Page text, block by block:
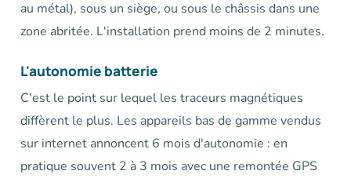
au métal), sous un siège, ou sous le châssis dans une
zone abritée. L'installation prend moins de 2 minutes.
L'autonomie batterie
C'est le point sur lequel les traceurs magnétiques
diffèrent le plus. Les appareils bas de gamme vendus
sur internet annoncent 6 mois d'autonomie : en
pratique souvent 2 à 3 mois avec une remontée GPS